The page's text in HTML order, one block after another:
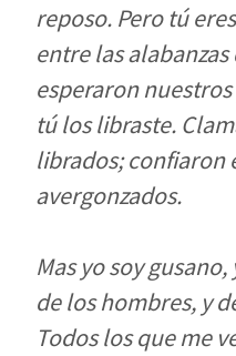
reposo. Pero tú
entre las alabanzas
esperaron
tú los libraste.
librados; confiaron
avergonzados.
Mas yo soy
de los hombres, y
Todos los que me